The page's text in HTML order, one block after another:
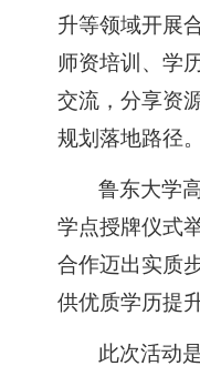
升等领域开展
师资培训、学
交流，分享资
规划落地路径。
鲁东大学
学点授牌仪式
合作迈出实质
供优质学历提
此次活动